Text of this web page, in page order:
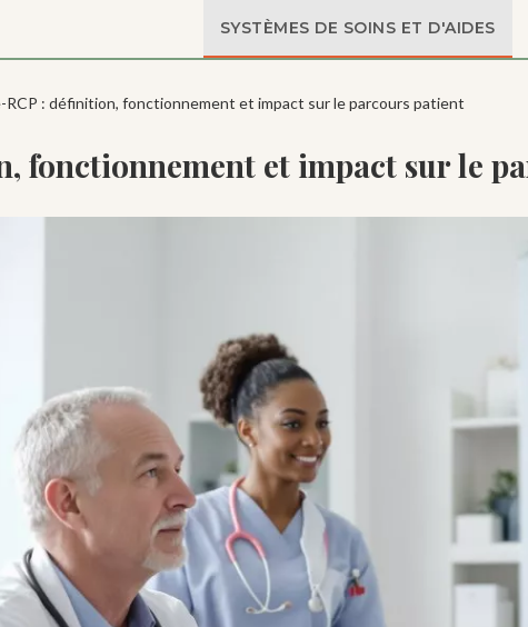
SYSTÈMES DE SOINS ET D'AIDES
RCP : définition, fonctionnement et impact sur le parcours patient
fonctionnement et impact sur le